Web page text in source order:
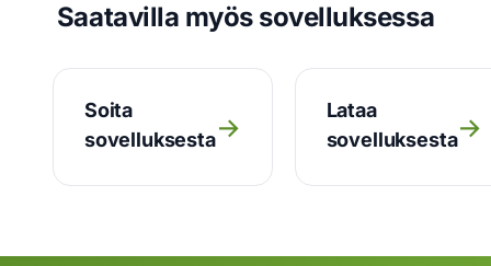
Saatavilla myös sovelluksessa
Soita
sovelluksesta→
Lataa
sovelluksesta→